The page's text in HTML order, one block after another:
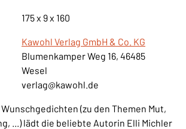
175 x 9 x 160
Kawohl Verlag GmbH & Co. KG
Blumenkamper Weg 16, 46485
Wesel
verlag@kawohl.de
(zu den Themen Mut,
...) lädt die beliebte Autorin Elli Michler